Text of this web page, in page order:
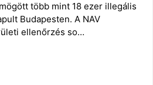
több mint 18 ezer illegális
Budapesten. A NAV
ellenőrzés so…